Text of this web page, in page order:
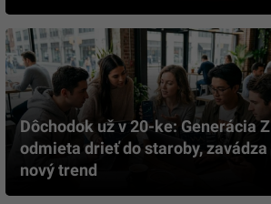
Dôchodok už v 20-ke: Generácia Z
odmieta drieť do staroby, zavádza
nový trend